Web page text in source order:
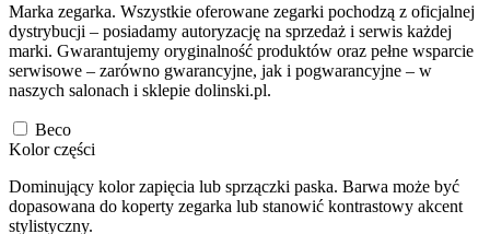
Marka zegarka. Wszystkie oferowane zegarki pochodzą z oficjalnej
dystrybucji – posiadamy autoryzację na sprzedaż i serwis każdej
marki. Gwarantujemy oryginalność produktów oraz pełne wsparcie
serwisowe – zarówno gwarancyjne, jak i pogwarancyjne – w
naszych salonach i sklepie dolinski.pl.
Beco
Kolor części
Dominujący kolor zapięcia lub sprzączki paska. Barwa może być
dopasowana do koperty zegarka lub stanowić kontrastowy akcent
stylistyczny.